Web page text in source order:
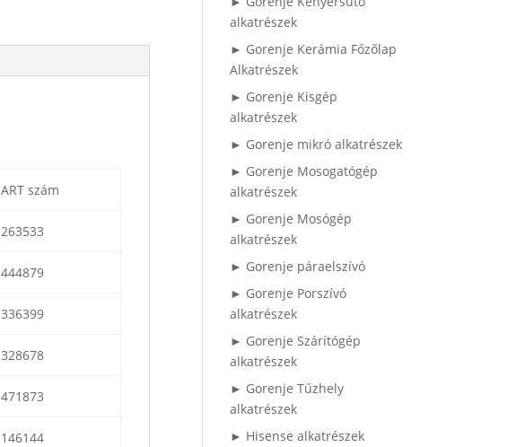
ART szám
263533
444879
336399
328678
471873
146144
alkatrészek
► Gorenje Kerámia Főzőlap
Alkatrészek
► Gorenje Kisgép
alkatrészek
► Gorenje mikró alkatrészek
► Gorenje Mosogatógép
alkatrészek
► Gorenje Mosógép
alkatrészek
► Gorenje páraelszívó
► Gorenje Porszívó
alkatrészek
► Gorenje Szárítógép
alkatrészek
► Gorenje Tűzhely
alkatrészek
► Hisense alkatrészek